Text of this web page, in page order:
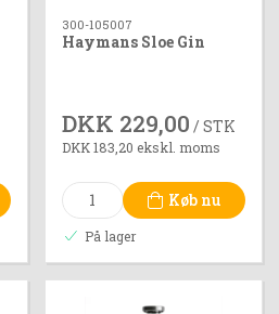
300-105007
Haymans Sloe Gin
DKK 229,00 / STK
DKK 183,20 ekskl. moms
Køb nu
På lager